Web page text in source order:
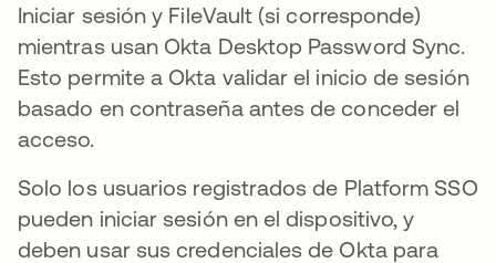
Iniciar sesión y FileVault (si corresponde)
mientras usan Okta Desktop Password Sync.
Esto permite a Okta validar el inicio de sesión
basado en contraseña antes de conceder el
acceso.
Solo los usuarios registrados de Platform SSO
pueden iniciar sesión en el dispositivo, y
deben usar sus credenciales de Okta para